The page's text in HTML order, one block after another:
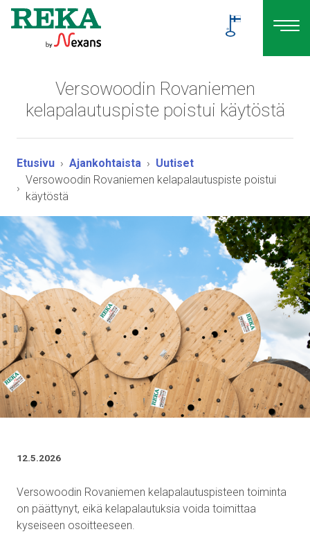
Versowoodin Rovaniemen
kelapalautuspiste poistui käytöstä
Etusivu Ajankohtaista
Uutiset
Versowoodin Rovaniemen kelapalautuspiste poistui
käytöstä
12.5.2026
Versowoodin Rovaniemen kelapalautuspisteen toiminta
on päättynyt, eikä kelapalautuksia voida toimittaa
kyseiseen osoitteeseen.